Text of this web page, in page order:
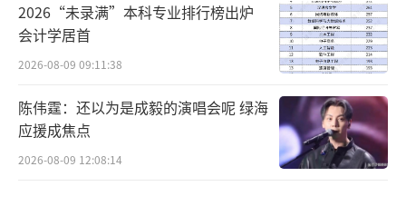
2026“未录满”本科专业排行榜出炉
会计学居首
2026-08-09 09:11:38
陈伟霆：还以为是成毅的演唱会呢 绿海
应援成焦点
2026-08-09 12:08:14